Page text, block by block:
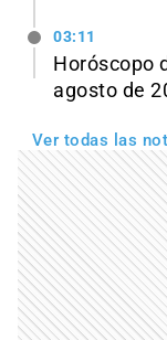
03:11
Horóscopo
agosto de
Ver todas las